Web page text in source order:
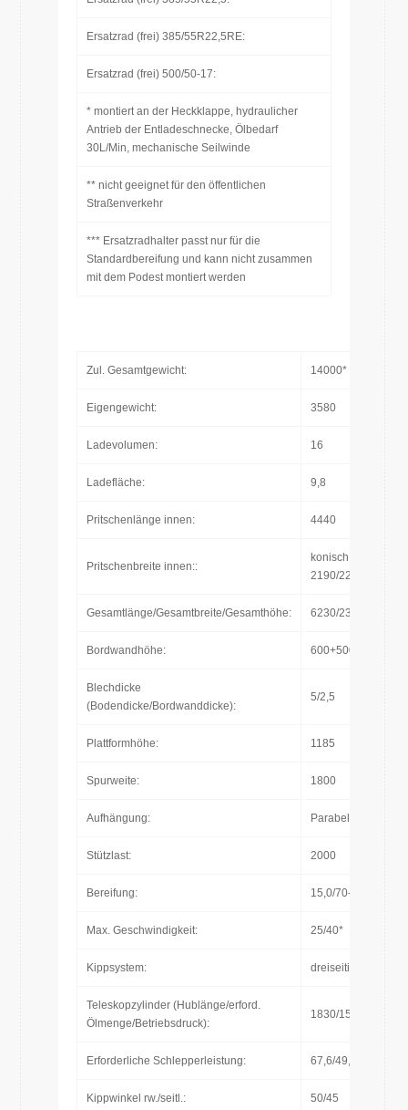
Ersatzrad (frei) 385/55R22,5RE:
Ersatzrad (frei) 500/50-17:
* montiert an der Heckklappe, hydraulicher
Antrieb der Entladeschnecke, Ölbedarf
30L/Min, mechanische Seilwinde
** nicht geeignet für den öffentlichen
Straßenverkehr
*** Ersatzradhalter passt nur für die
Standardbereifung und kann nicht zusammen
mit dem Podest montiert werden
Zul. Gesamtgewicht: 14000*
Eigengewicht: 3580
Ladevolumen: 16
Ladefläche: 9,8
Pritschenlänge innen: 4440
Pritschenbreite innen::
konisch:
2190/2240
Gesamtlänge/Gesamtbreite/Gesamthöhe: 6230/2390/3135
Bordwandhöhe: 600+500+500
Blechdicke
(Bodendicke/Bordwanddicke):
5/2,5
Plattformhöhe: 1185
Spurweite: 1800
Aufhängung: Parabelfederung
Stützlast: 2000
Bereifung: 15,0/70-18
Max. Geschwindigkeit: 25/40*
Kippsystem: dreiseitig
Teleskopzylinder (Hublänge/erford.
Ölmenge/Betriebsdruck):
1830/15L/200bar
Erforderliche Schlepperleistung: 67,6/49,7
Kippwinkel rw./seitl.: 50/45